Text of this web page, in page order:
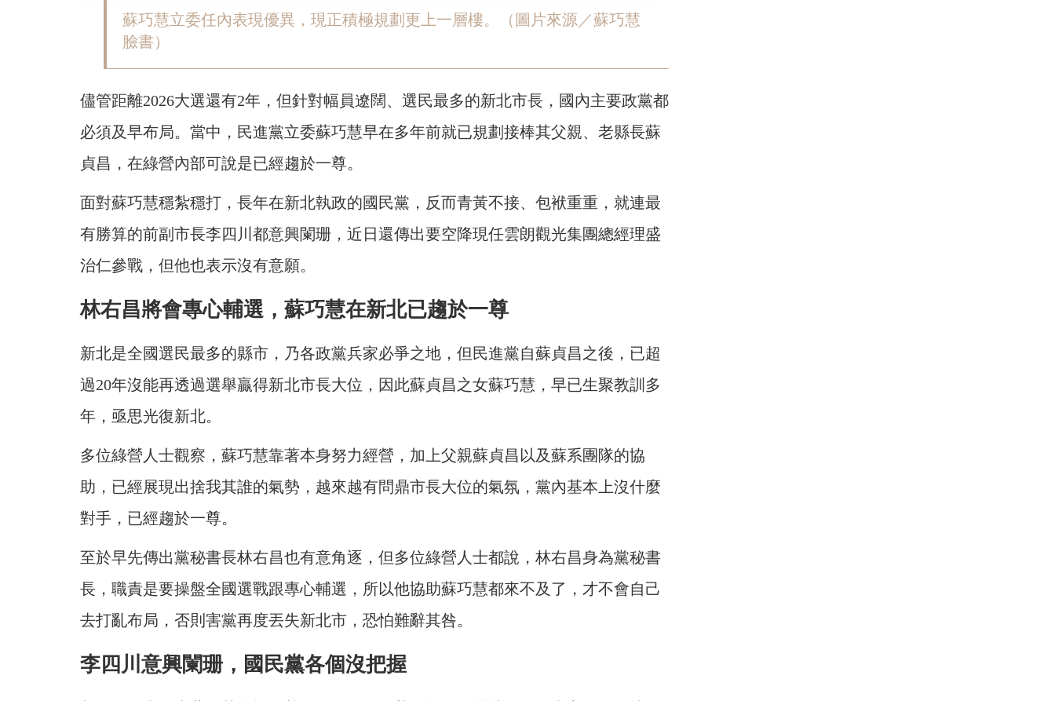
蘇巧慧立委任內表現優異，現正積極規劃更上一層樓。（圖片來源／蘇巧慧
臉書）
儘管距離2026大選還有2年，但針對幅員遼闊、選民最多的新北市長，國內主要政黨都
必須及早布局。當中，民進黨立委蘇巧慧早在多年前就已規劃接棒其父親、老縣長蘇
貞昌，在綠營內部可說是已經趨於一尊。
面對蘇巧慧穩紮穩打，長年在新北執政的國民黨，反而青黃不接、包袱重重，就連最
有勝算的前副市長李四川都意興闌珊，近日還傳出要空降現任雲朗觀光集團總經理盛
治仁參戰，但他也表示沒有意願。
林右昌將會專心輔選，蘇巧慧在新北已趨於一尊
新北是全國選民最多的縣市，乃各政黨兵家必爭之地，但民進黨自蘇貞昌之後，已超
過20年沒能再透過選舉贏得新北市長大位，因此蘇貞昌之女蘇巧慧，早已生聚教訓多
年，亟思光復新北。
多位綠營人士觀察，蘇巧慧靠著本身努力經營，加上父親蘇貞昌以及蘇系團隊的協
助，已經展現出捨我其誰的氣勢，越來越有問鼎市長大位的氣氛，黨內基本上沒什麼
對手，已經趨於一尊。
至於早先傳出黨秘書長林右昌也有意角逐，但多位綠營人士都說，林右昌身為黨秘書
長，職責是要操盤全國選戰跟專心輔選，所以他協助蘇巧慧都來不及了，才不會自己
去打亂布局，否則害黨再度丟失新北市，恐怕難辭其咎。
李四川意興闌珊，國民黨各個沒把握